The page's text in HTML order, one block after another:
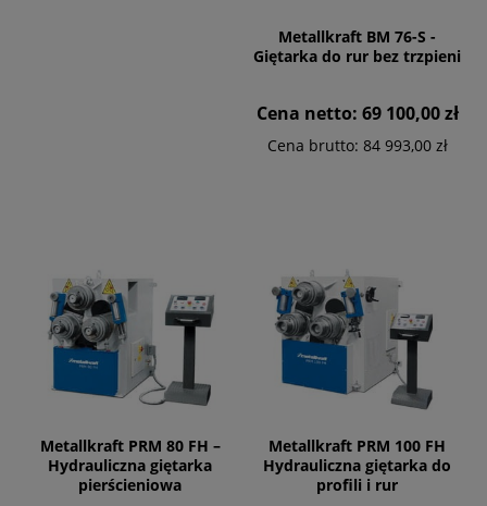
Metallkraft BM 76-S -
Giętarka do rur bez trzpieni
Cena netto: 69 100,00 zł
Cena brutto: 84 993,00 zł
Metallkraft PRM 80 FH –
Hydrauliczna giętarka
pierścieniowa
Metallkraft PRM 100 FH
Hydrauliczna giętarka do
profili i rur